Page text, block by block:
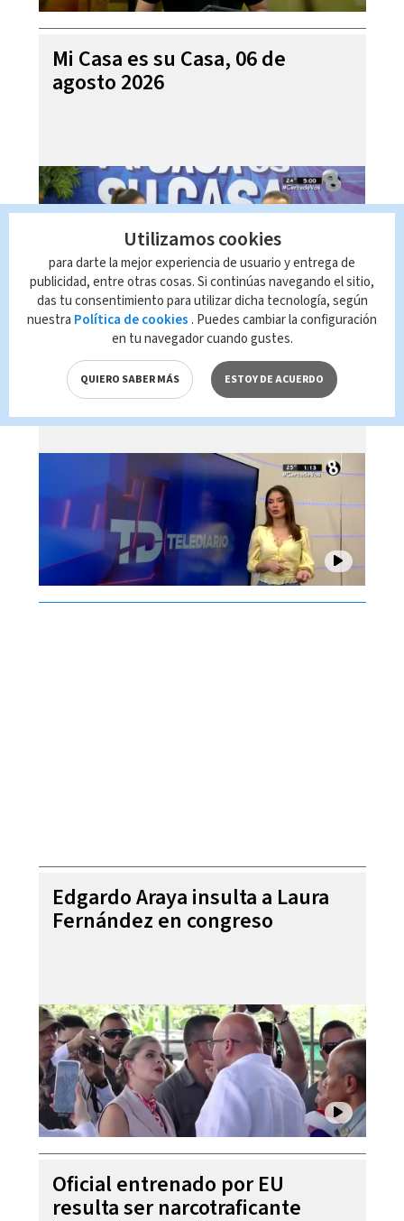
Mi Casa es su Casa, 06 de
agosto 2026
Telediario En Directo con Paula
Brenes, 06 de agosto 2026
Edgardo Araya insulta a Laura
Fernández en congreso
Oficial entrenado por EU
resulta ser narcotraficante
Utilizamos cookies
para darte la mejor experiencia de usuario y entrega de
publicidad, entre otras cosas. Si continúas navegando el sitio,
das tu consentimiento para utilizar dicha tecnología, según
nuestra Política de cookies . Puedes cambiar la configuración
en tu navegador cuando gustes.
QUIERO SABER MÁS ESTOY DE ACUERDO